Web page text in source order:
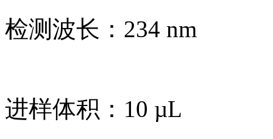
检测波长：234 nm
进样体积：10 µL